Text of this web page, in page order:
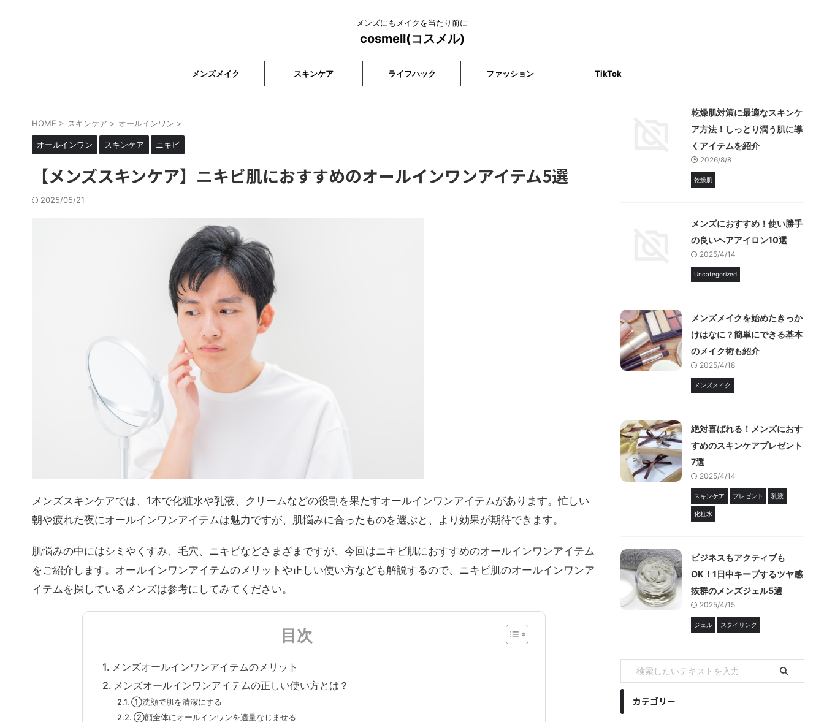
メンズにもメイクを当たり前に
cosmell(コスメル)
メンズメイク スキンケア ライフハック ファッション TikTok
HOME > スキンケア > オールインワン >
オールインワン スキンケア ニキビ
【メンズスキンケア】ニキビ肌におすすめのオールインワンアイテム5選
2025/05/21
メンズスキンケアでは、1本で化粧水や乳液、クリームなどの役割を果たすオールインワンアイテムがあります。忙しい
朝や疲れた夜にオールインワンアイテムは魅力ですが、肌悩みに合ったものを選ぶと、より効果が期待できます。
肌悩みの中にはシミやくすみ、毛穴、ニキビなどさまざまですが、今回はニキビ肌におすすめのオールインワンアイテム
をご紹介します。オールインワンアイテムのメリットや正しい使い方なども解説するので、ニキビ肌のオールインワンア
イテムを探しているメンズは参考にしてみてください。
目次
メンズオールインワンアイテムのメリット
メンズオールインワンアイテムの正しい使い方とは？
①洗顔で肌を清潔にする
②顔全体にオールインワンを適量なじませる
乾燥肌対策に最適なスキンケ
ア方法！しっとり潤う肌に導
くアイテムを紹介
2026/8/8
乾燥肌
メンズにおすすめ！使い勝手
の良いヘアアイロン10選
2025/4/14
Uncategorized
メンズメイクを始めたきっか
けはなに？簡単にできる基本
のメイク術も紹介
2025/4/18
メンズメイク
絶対喜ばれる！メンズにおす
すめのスキンケアプレゼント
7選
2025/4/14
スキンケア プレゼント 乳液
化粧水
ビジネスもアクティブも
OK！1日中キープするツヤ感
抜群のメンズジェル5選
2025/4/15
ジェル スタイリング
カテゴリー